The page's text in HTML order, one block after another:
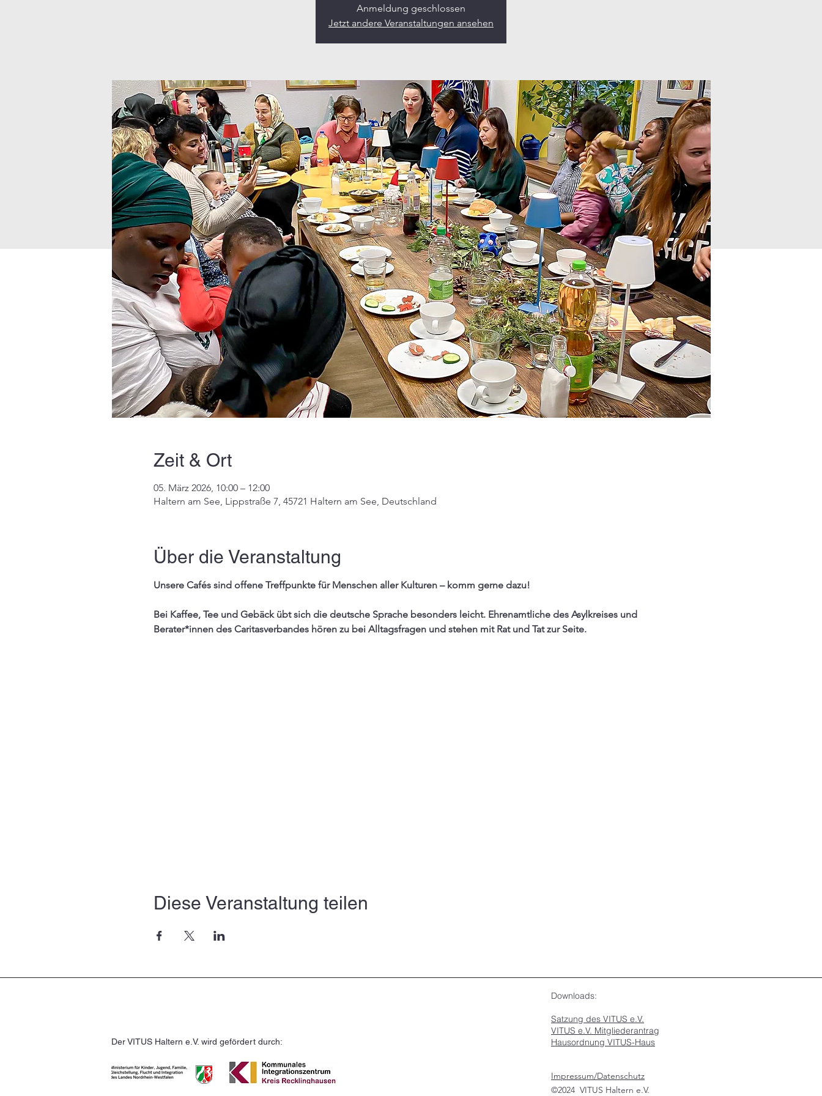
Anmeldung geschlossen
Jetzt andere Veranstaltungen ansehen
Zeit & Ort
05. März 2026, 10:00 – 12:00
Haltern am See, Lippstraße 7, 45721 Haltern am See, Deutschland
Über die Veranstaltung
Unsere Cafés sind offene Treffpunkte für Menschen aller Kulturen – komm gerne dazu!
Bei Kaffee, Tee und Gebäck übt sich die deutsche Sprache besonders leicht. Ehrenamtliche des Asylkreises und
Berater*innen des Caritasverbandes hören zu bei Alltagsfragen und stehen mit Rat und Tat zur Seite.
Diese Veranstaltung teilen
Der VITUS Haltern e.V. wird gefördert durch:
Downloads:
Satzung des VITUS e.V.
VITUS e.V. Mitgliederantrag
Hausordnung VITUS-Haus
Impressum/Datenschutz
©2024 VITUS Haltern e.V.